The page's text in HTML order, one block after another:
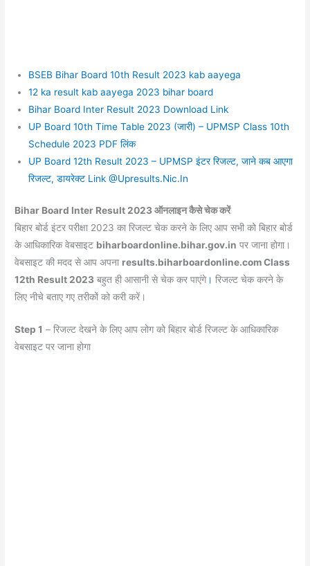
BSEB Bihar Board 10th Result 2023 kab aayega
12 ka result kab aayega 2023 bihar board
Bihar Board Inter Result 2023 Download Link
UP Board 10th Time Table 2023 (जारी) – UPMSP Class 10th
Schedule 2023 PDF लिंक
UP Board 12th Result 2023 – UPMSP इंटर रिजल्ट, जाने कब आएगा
रिजल्ट, डायरेक्ट Link @Upresults.Nic.In
Bihar Board Inter Result 2023 ऑनलाइन कैसे चेक करें
बिहार बोर्ड इंटर परीक्षा 2023 का रिजल्ट चेक करने के लिए आप सभी को बिहार बोर्ड
के आधिकारिक वेबसाइट biharboardonline.bihar.gov.in पर जाना होगा।
वेबसाइट की मदद से आप अपना results.biharboardonline.com Class
12th Result 2023 बहुत ही आसानी से चेक कर पाएंगे। रिजल्ट चेक करने के
लिए नीचे बताए गए तरीकों को करी करें।
Step 1 – रिजल्ट देखने के लिए आप लोग को बिहार बोर्ड रिजल्ट के आधिकारिक
वेबसाइट पर जाना होगा